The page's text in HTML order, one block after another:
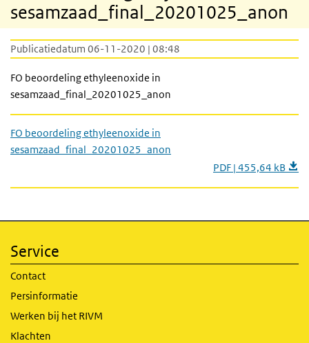
sesamzaad_final_20201025_anon
Publicatiedatum 06-11-2020 | 08:48
FO beoordeling ethyleenoxide in
sesamzaad_final_20201025_anon
FO beoordeling ethyleenoxide in
sesamzaad_final_20201025_anon
PDF | 455,64 kB
Service
Contact
Persinformatie
Werken bij het RIVM
Klachten